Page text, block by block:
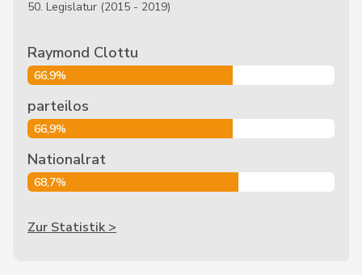
50. Legislatur (2015 - 2019)
Raymond Clottu
66,9%
parteilos
66,9%
Nationalrat
68,7%
Zur Statistik >